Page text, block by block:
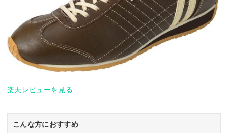
楽天レビューを見る
こんな方におすすめ